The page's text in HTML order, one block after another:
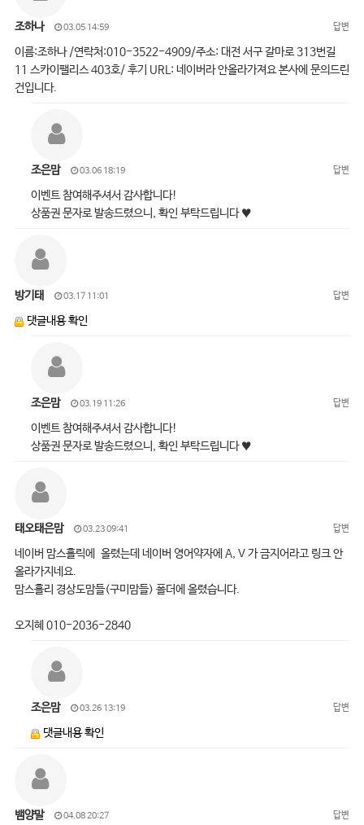
조하나 03.05 14:59 답변
이름:조하나 /연락처:010-3522-4909/주소: 대전 서구 갈마로 313번길
11 스카이팰리스 403호/ 후기 URL: 네이버라 안올라가져요 본사에 문의드린
건입니다.
조은맘 03.06 18:19 답변
이벤트 참여해주셔서 감사합니다!
상품권 문자로 발송드렸으니, 확인 부탁드립니다 ♥
방기태 03.17 11:01 답변
댓글내용 확인
조은맘 03.19 11:26 답변
이벤트 참여해주셔서 감사합니다!
상품권 문자로 발송드렸으니, 확인 부탁드립니다 ♥
태오태은맘 03.23 09:41 답변
네이버 맘스홀릭에 올렸는데 네이버 영어약자에 A, V 가 금지어라고 링크 안
올라가지네요.
맘스홀리 경상도맘들(구미맘들) 폴더에 올렸습니다.
오지혜 010-2036-2840
조은맘 03.26 13:19 답변
댓글내용 확인
뱀양말 04.08 20:27 답변